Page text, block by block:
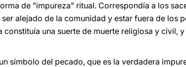
de "impureza" ritual. Correspondía a los
alejado de la comunidad y estar fuera de los
una suerte de muerte religiosa y civil,
símbolo del pecado, que es la verdadera